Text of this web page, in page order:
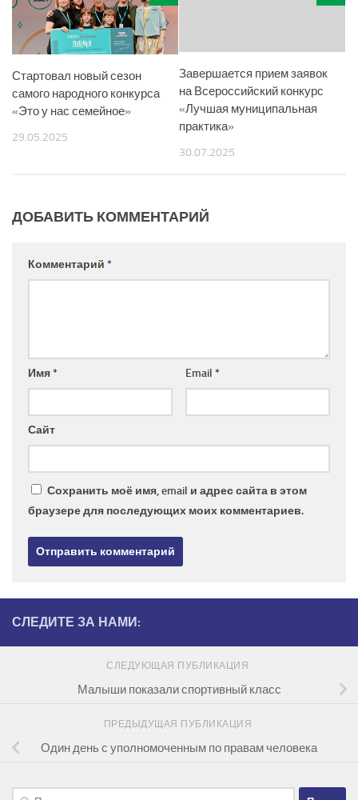
Стартовал новый сезон
самого народного конкурса
«Это у нас семейное»
29.05.2025
Завершается прием заявок
на Всероссийский конкурс
«Лучшая муниципальная
практика»
30.07.2025
ДОБАВИТЬ КОММЕНТАРИЙ
Комментарий *
Имя* Email *
Сайт
Сохранить моё имя, email и адрес сайта в этом
браузере для последующих моих комментариев.
СЛЕДИТЕ ЗА НАМИ:
СЛЕДУЮЩАЯ ПУБЛИКАЦИЯ
Малыши показали спортивный класс
ПРЕДЫДУЩАЯ ПУБЛИКАЦИЯ
Один день с уполномоченным по правам человека
Найти: